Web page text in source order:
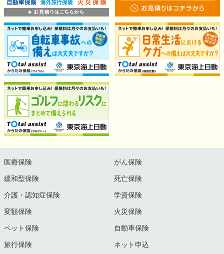
医療保険 がん保険
緩和型保険 死亡保険
介護・認知症保険 学資保険
変額保険 火災保険
ペット保険 自動車保険
旅行保険 ネット申込